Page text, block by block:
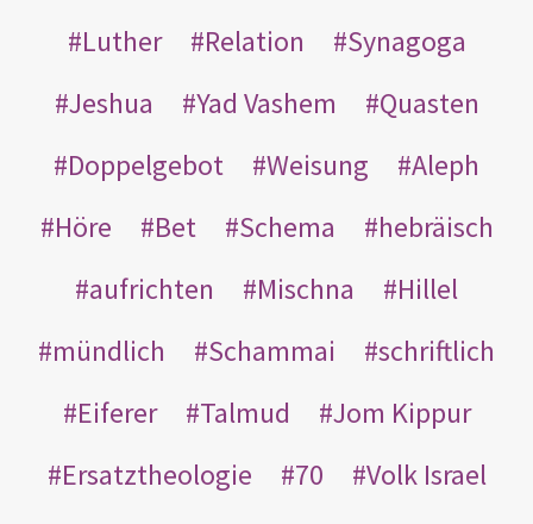
Luther
Relation
Synagoga
Jeshua
Yad Vashem
Quasten
Doppelgebot
Weisung
Aleph
Höre
Bet Schema
hebräisch
aufrichten
Mischna
Hillel
mündlich
Schammai
schriftlich
Eiferer
Talmud
Jom Kippur
Ersatztheologie
70
Volk Israel